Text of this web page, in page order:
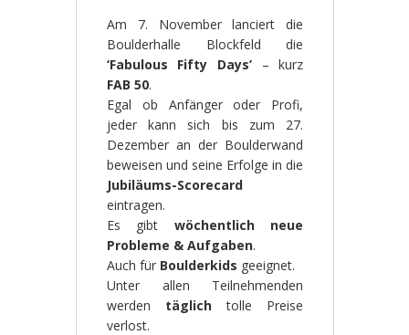
Am 7. November lanciert die
Boulderhalle Blockfeld die
‘Fabulous Fifty Days’ – kurz
FAB 50.
Egal ob Anfänger oder Profi,
jeder kann sich bis zum 27.
Dezember an der Boulderwand
beweisen und seine Erfolge in die
Jubiläums-Scorecard
eintragen.
Es gibt wöchentlich neue
Probleme & Aufgaben.
Auch für Boulderkids geeignet.
Unter allen Teilnehmenden
werden täglichtolle Preise
verlost.